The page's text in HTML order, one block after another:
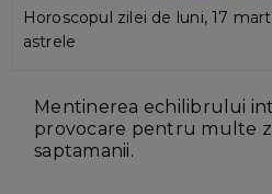
Horoscopul zilei de luni, 17
astrele
Mentinerea echilibrului
provocare pentru multe
saptamanii.